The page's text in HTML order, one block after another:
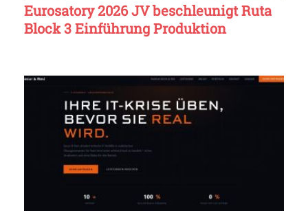
Eurosatory 2026 JV beschleunigt Ruta
Block 3 Einführung Produktion